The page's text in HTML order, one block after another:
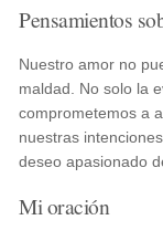
Pensamientos
Nuestro amor no
maldad. No solo la
comprometemos a
nuestras
deseo apasionado
Mi oración